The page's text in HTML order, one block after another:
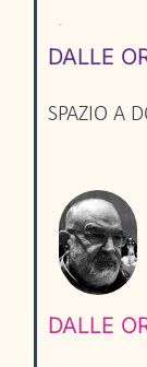
DALLE
SPAZIO A
DALLE